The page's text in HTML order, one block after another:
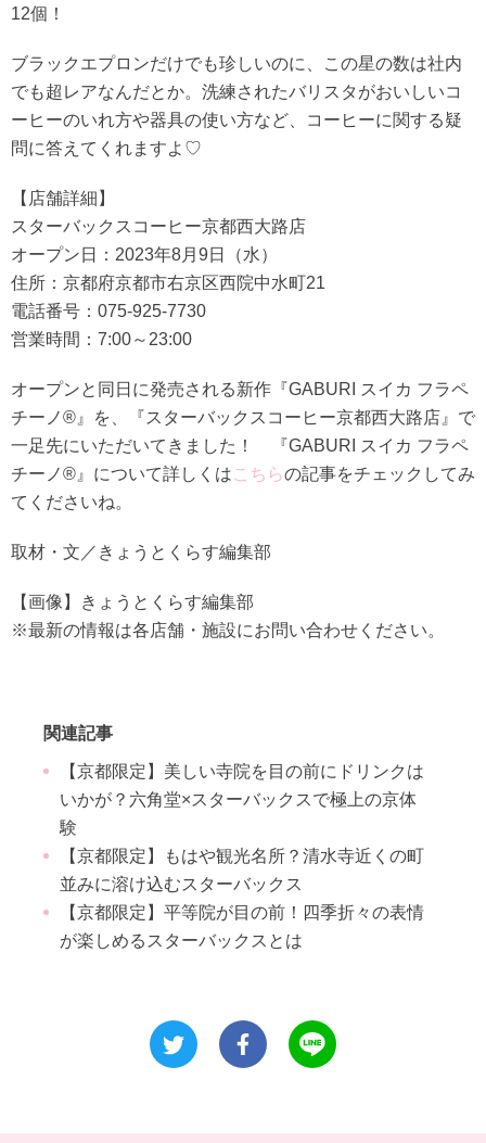
12個！
ブラックエプロンだけでも珍しいのに、この星の数は社内
でも超レアなんだとか。洗練されたバリスタがおいしいコ
ーヒーのいれ方や器具の使い方など、コーヒーに関する疑
問に答えてくれますよ♡
【店舗詳細】
スターバックスコーヒー京都西大路店
オープン日：2023年8月9日（水）
住所：京都府京都市右京区西院中水町21
電話番号：075‐925‐7730
営業時間：7:00～23:00
オープンと同日に発売される新作『GABURI スイカ フラペ
チーノ®』を、『スターバックスコーヒー京都西大路店』で
一足先にいただいてきました！ 『GABURI スイカ フラペ
チーノ®』について詳しくはこちらの記事をチェックしてみ
てくださいね。
取材・文／きょうとくらす編集部
【画像】きょうとくらす編集部
※最新の情報は各店舗・施設にお問い合わせください。
関連記事
【京都限定】美しい寺院を目の前にドリンクは
いかが？六角堂×スターバックスで極上の京体
験
【京都限定】もはや観光名所？清水寺近くの町
並みに溶け込むスターバックス
【京都限定】平等院が目の前！四季折々の表情
が楽しめるスターバックスとは